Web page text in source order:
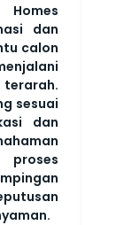
dan
calon
terarah.
sesuai
dan
proses